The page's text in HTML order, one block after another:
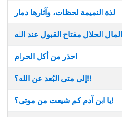
لذة النميمة لحظات، وآثارها دمار
احذر من أكل الحرام
إلى متى البُعد عن الله؟!!
يا ابن آدم كم شيعت من موتى؟!